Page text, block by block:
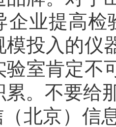
企业提高检
模投入的仪
验室肯定不
。不要给
北京）信